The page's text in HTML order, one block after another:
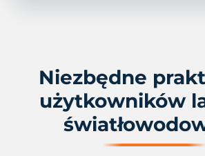
Niezbędne
użytkowników